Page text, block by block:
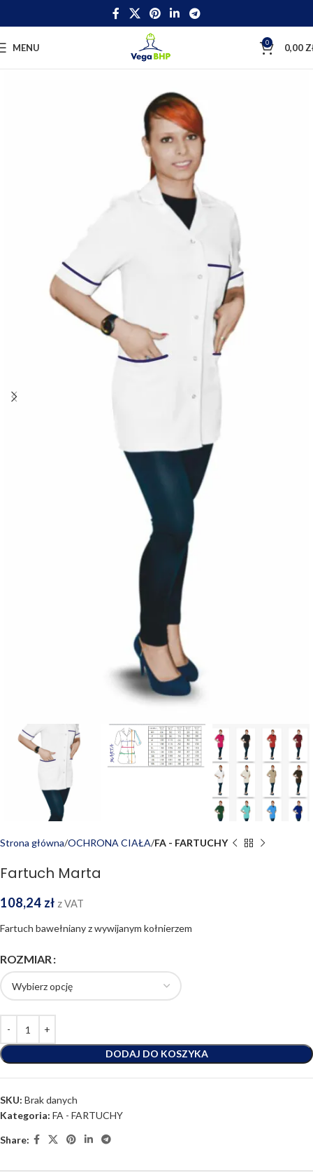
MENU 0 0,00
Strona główna OCHRONA CIAŁA FA - FARTUCHY
Fartuch Marta
108,24 zł z VAT
Fartuch bawełniany z wywijanym kołnierzem
ROZMIAR
DODAJ DO KOSZYKA
SKU: Brak danych
Kategoria: FA - FARTUCHY
Share: